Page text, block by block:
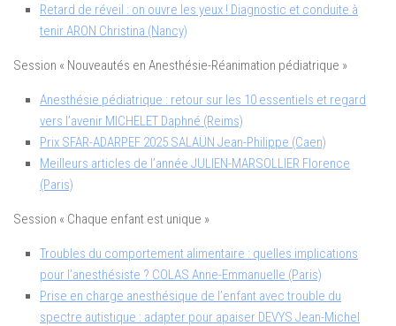
Retard de réveil : on ouvre les yeux ! Diagnostic et conduite à
tenir ARON Christina (Nancy)
Session « Nouveautés en Anesthésie-Réanimation pédiatrique »
Anesthésie pédiatrique : retour sur les 10 essentiels et regard
vers l’avenir MICHELET Daphné (Reims)
Prix SFAR-ADARPEF 2025 SALAÜN Jean-Philippe (Caen)
Meilleurs articles de l’année JULIEN-MARSOLLIER Florence
(Paris)
Session « Chaque enfant est unique »
Troubles du comportement alimentaire : quelles implications
pour l’anesthésiste ? COLAS Anne-Emmanuelle (Paris)
Prise en charge anesthésique de l’enfant avec trouble du
spectre autistique : adapter pour apaiser DEVYS Jean-Michel